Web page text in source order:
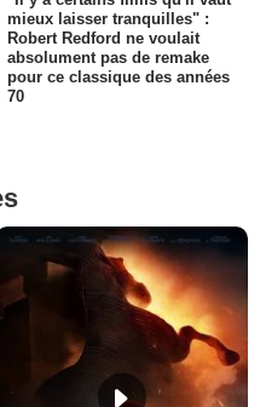
mieux laisser tranquilles" :
Robert Redford ne voulait
absolument pas de remake
pour ce classique des années
70